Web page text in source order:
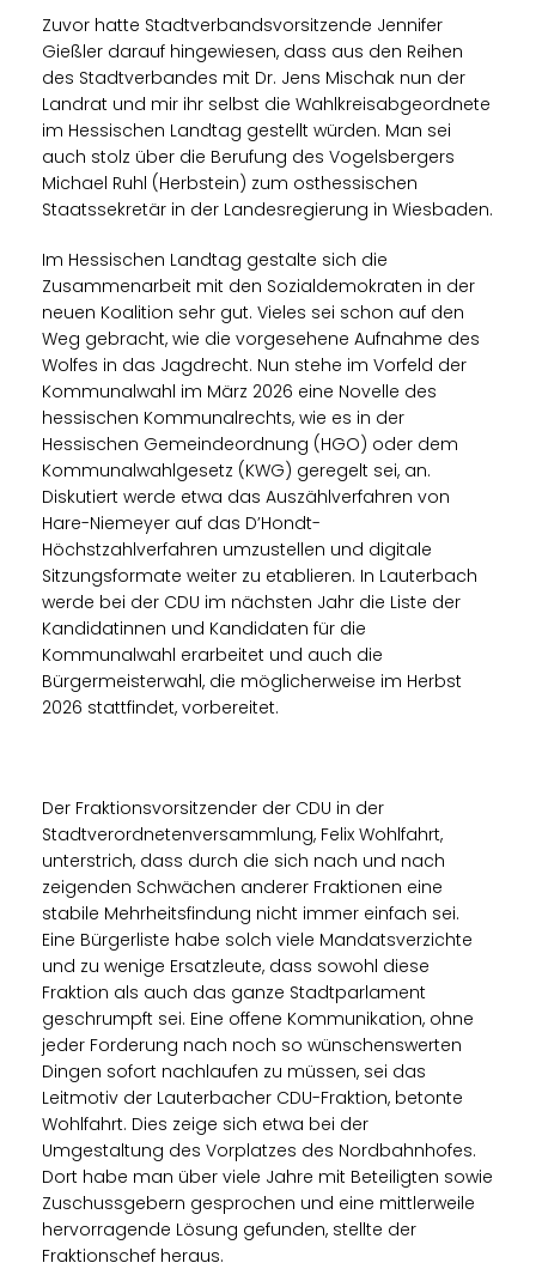
Zuvor hatte Stadtverbandsvorsitzende Jennifer
Gießler darauf hingewiesen, dass aus den Reihen
des Stadtverbandes mit Dr. Jens Mischak nun der
Landrat und mir ihr selbst die Wahlkreisabgeordnete
im Hessischen Landtag gestellt würden. Man sei
auch stolz über die Berufung des Vogelsbergers
Michael Ruhl (Herbstein) zum osthessischen
Staatssekretär in der Landesregierung in Wiesbaden.
Im Hessischen Landtag gestalte sich die
Zusammenarbeit mit den Sozialdemokraten in der
neuen Koalition sehr gut. Vieles sei schon auf den
Weg gebracht, wie die vorgesehene Aufnahme des
Wolfes in das Jagdrecht. Nun stehe im Vorfeld der
Kommunalwahl im März 2026 eine Novelle des
hessischen Kommunalrechts, wie es in der
Hessischen Gemeindeordnung (HGO) oder dem
Kommunalwahlgesetz (KWG) geregelt sei, an.
Diskutiert werde etwa das Auszählverfahren von
Hare-Niemeyer auf das D’Hondt-
Höchstzahlverfahren umzustellen und digitale
Sitzungsformate weiter zu etablieren. In Lauterbach
werde bei der CDU im nächsten Jahr die Liste der
Kandidatinnen und Kandidaten für die
Kommunalwahl erarbeitet und auch die
Bürgermeisterwahl, die möglicherweise im Herbst
2026 stattfindet, vorbereitet.
Der Fraktionsvorsitzender der CDU in der
Stadtverordnetenversammlung, Felix Wohlfahrt,
unterstrich, dass durch die sich nach und nach
zeigenden Schwächen anderer Fraktionen eine
stabile Mehrheitsfindung nicht immer einfach sei.
Eine Bürgerliste habe solch viele Mandatsverzichte
und zu wenige Ersatzleute, dass sowohl diese
Fraktion als auch das ganze Stadtparlament
geschrumpft sei. Eine offene Kommunikation, ohne
jeder Forderung nach noch so wünschenswerten
Dingen sofort nachlaufen zu müssen, sei das
Leitmotiv der Lauterbacher CDU-Fraktion, betonte
Wohlfahrt. Dies zeige sich etwa bei der
Umgestaltung des Vorplatzes des Nordbahnhofes.
Dort habe man über viele Jahre mit Beteiligten sowie
Zuschussgebern gesprochen und eine mittlerweile
hervorragende Lösung gefunden, stellte der
Fraktionschef heraus.